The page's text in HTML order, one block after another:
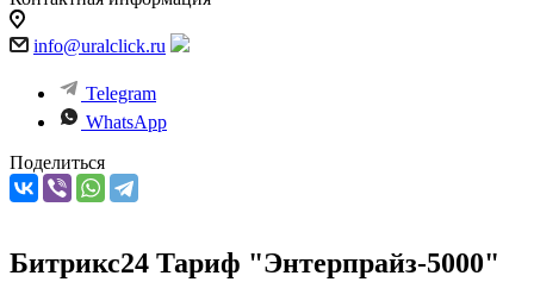
info@uralclick.ru
Telegram
WhatsApp
Поделиться
Битрикс24 Тариф "Энтерпрайз-5000"